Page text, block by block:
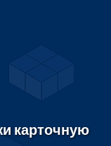
карточную